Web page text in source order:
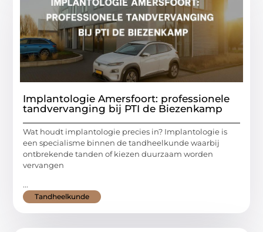
Implantologie Amersfoort: professionele
tandvervanging bij PTI de Biezenkamp
Wat houdt implantologie precies in? Implantologie is
een specialisme binnen de tandheelkunde waarbij
ontbrekende tanden of kiezen duurzaam worden
vervangen
...
Tandheelkunde